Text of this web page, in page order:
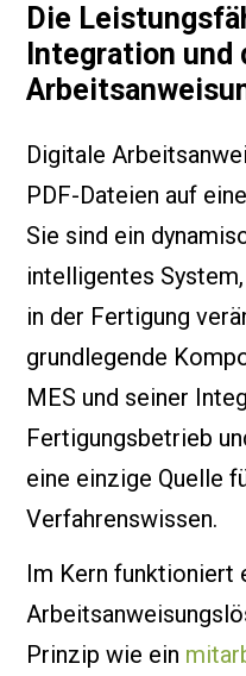
Die
Integration
Digitale
PDF-Dateien auf
Sie sind ein
intelligentes
in der Fertigung
grundlegende
MES und seiner
Fertigungsbetrieb
eine einzige Quelle
Verfahrenswissen.
Im Kern funktioniert
Prinzip wie ein